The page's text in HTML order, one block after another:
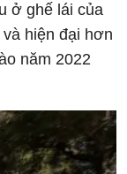
ở ghế lái của
hiện đại hơn
năm 2022